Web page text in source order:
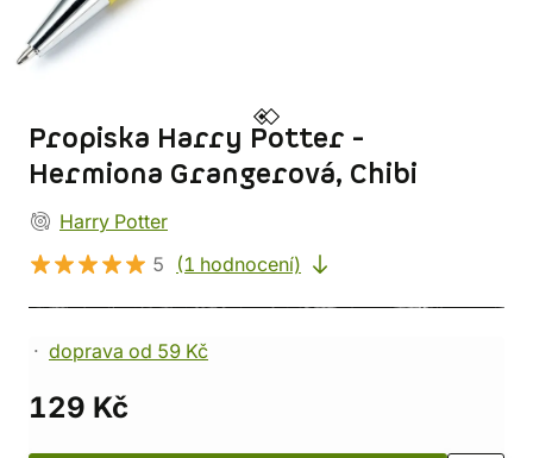
Propiska Harry Potter -
Hermiona Grangerová, Chibi
Harry Potter
5
(1 hodnocení)
doprava od 59 Kč
129 Kč